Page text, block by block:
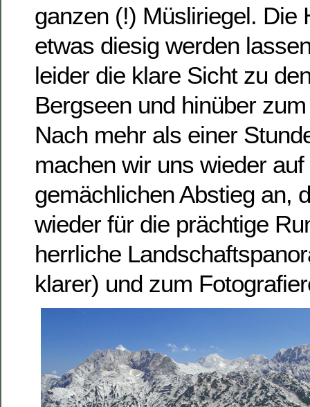
ganzen (!) Müsliriegel. Die
etwas diesig werden
leider die klare Sicht zu
Bergseen und hinüber
Nach mehr als einer
machen wir uns wieder
gemächlichen Abstieg an,
wieder für die prächtige
herrliche
klarer) und zum